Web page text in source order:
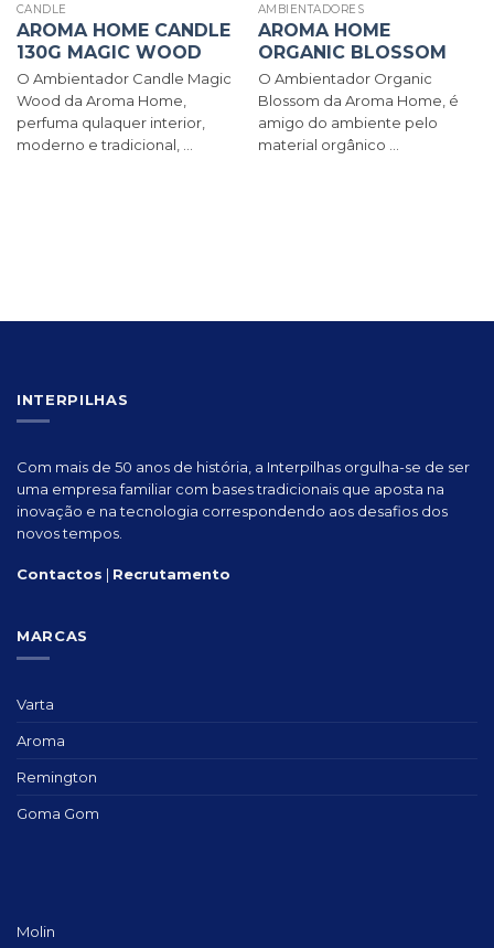
CANDLE
AROMA HOME CANDLE
130G MAGIC WOOD
O Ambientador Candle Magic
Wood da Aroma Home,
perfuma qulaquer interior,
moderno e tradicional, ...
AMBIENTADORES
AROMA HOME
ORGANIC BLOSSOM
O Ambientador Organic
Blossom da Aroma Home, é
amigo do ambiente pelo
material orgânico ...
INTERPILHAS
Com mais de 50 anos de história, a Interpilhas orgulha-se de ser
uma empresa familiar com bases tradicionais que aposta na
inovação e na tecnologia correspondendo aos desafios dos
novos tempos.
Contactos | Recrutamento
MARCAS
Varta
Aroma
Remington
Goma Gom
Molin